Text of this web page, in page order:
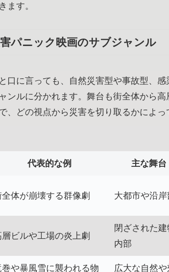
ます。
パニック映画のサブジャンル
口に言っても、自然災害型や事故型、
ンルに分かれます。舞台も街全体から
、どの視点から災害を切り取るかによ
代表的な例 主な舞台
全体が崩壊する群像劇 大都市や沿岸
層ビルや工場の炎上劇
閉ざされた建
内部
巻や暴風雪に襲われる物
広大な自然や